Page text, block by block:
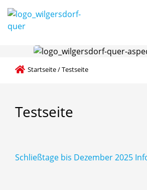
Das sind wir
Startseite/Testseite
Testseite
Schließtage bis Dezember 2025